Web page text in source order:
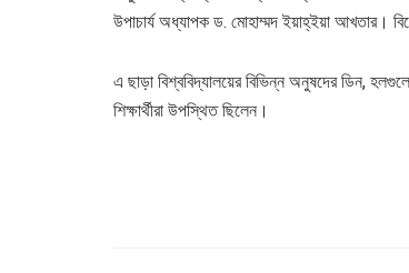
উপাচার্য অধ্যাপক ড. মোহাম্মদ ইয়াহ্ইয়া আখতার।
এ ছাড়া বিশ্ববিদ্যালয়ের বিভিন্ন অনুষদের ডিন,
শিক্ষার্থীরা উপস্থিত ছিলেন।